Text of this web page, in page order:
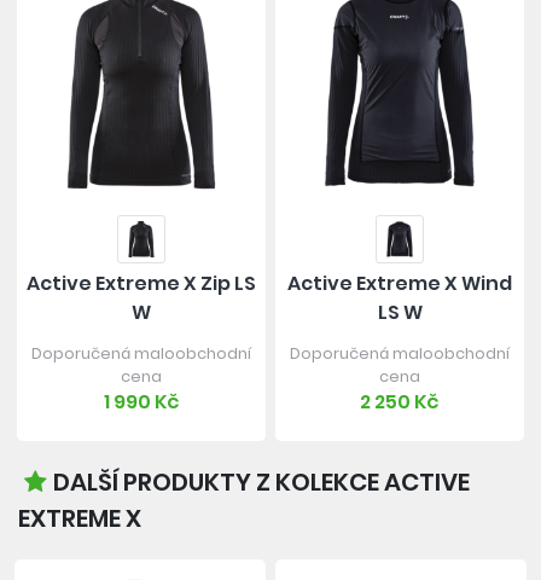
Active Extreme X Zip LS
W
Doporučená maloobchodní
cena
1 990 Kč
Active Extreme X Wind
LS W
Doporučená maloobchodní
cena
2 250 Kč
DALŠÍ PRODUKTY Z KOLEKCE ACTIVE
EXTREME X